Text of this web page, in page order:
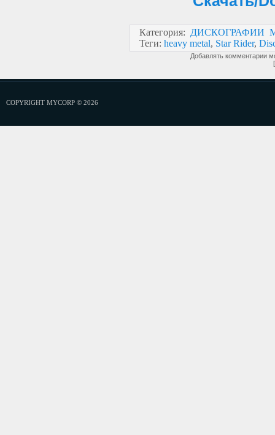
Категория: ДИСКОГРАФИИ
Теги: heavy metal, Star Rider,
Добавлять комментарии
COPYRIGHT MYCORP © 2026